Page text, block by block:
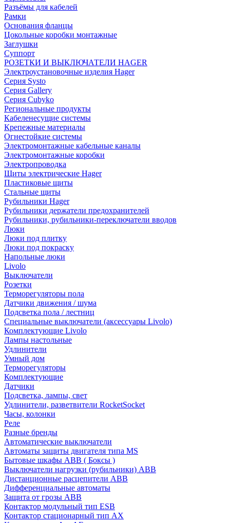
Разъёмы для кабелей
Рамки
Основания фланцы
Цокольные коробки монтажные
Заглушки
Суппорт
РОЗЕТКИ И ВЫКЛЮЧАТЕЛИ HAGER
Электроустановочные изделия Hager
Серия Systo
Серия Gallery
Серия Cubyko
Региональные продукты
Кабеленесущие системы
Крепежные материалы
Огнестойкие системы
Электромонтажные кабельные каналы
Электромонтажные коробки
Электропроводка
Щиты электрические Hager
Пластиковые щиты
Стальные щиты
Рубильники Hager
Рубильники держатели предохранителей
Рубильники, рубильники-переключатели вводов
Люки
Люки под плитку
Люки под покраску
Напольные люки
Livolo
Выключатели
Розетки
Терморегуляторы пола
Датчики движения / шума
Подсветка пола / лестниц
Специальные выключатели (аксессуары Livolo)
Комплектующие Livolo
Лампы настольные
Удлинители
Умный дом
Терморегуляторы
Комплектующие
Датчики
Подсветка, лампы, свет
Удлинители, разветвители RocketSocket
Часы, колонки
Реле
Разные бренды
Автоматические выключатели
Автоматы защиты двигателя типа MS
Бытовые шкафы ABB ( Боксы )
Выключатели нагрузки (рубильники) ABB
Дистанционные расцепители ABB
Дифференциальные автоматы
Защита от грозы ABB
Контактор модульный тип ESB
Контактор стационарный тип AX